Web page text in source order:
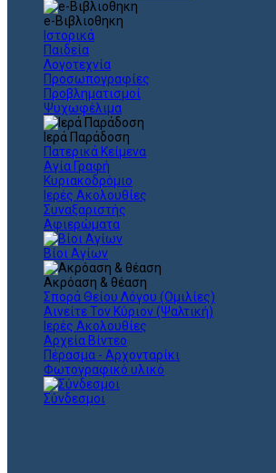
e-Βιβλιοθηκη
Ιστορικά
Παιδεία
Λογοτεχνία
Προσωπογραφίες
Προβληματισμοί
Ψυχωφέλιμα
Ιερά Παράδοση
Πατερικά Κείμενα
Αγία Γραφή
Κυριακοδρόμιο
Ιερές Ακολουθίες
Συναξαριστής
Αφιερώματα
Βίοι Αγίων
Ακρόαση & θέαση
Σπορά Θείου Λόγου (Ομιλίες)
Αινείτε Τον Κύριον (Ψαλτική)
Ιερές Ακολουθίες
Αρχεία Βίντεο
Πέρασμα - Αρχονταρίκι
Φωτογραφικό υλικό
Σύνδεσμοι